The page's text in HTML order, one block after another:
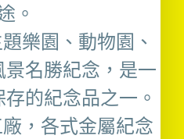
。
樂園、動物園、
名勝紀念，是一
的紀念品之一。
，各式金屬紀念